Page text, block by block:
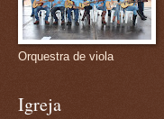
Orquestra de viola
Igreja